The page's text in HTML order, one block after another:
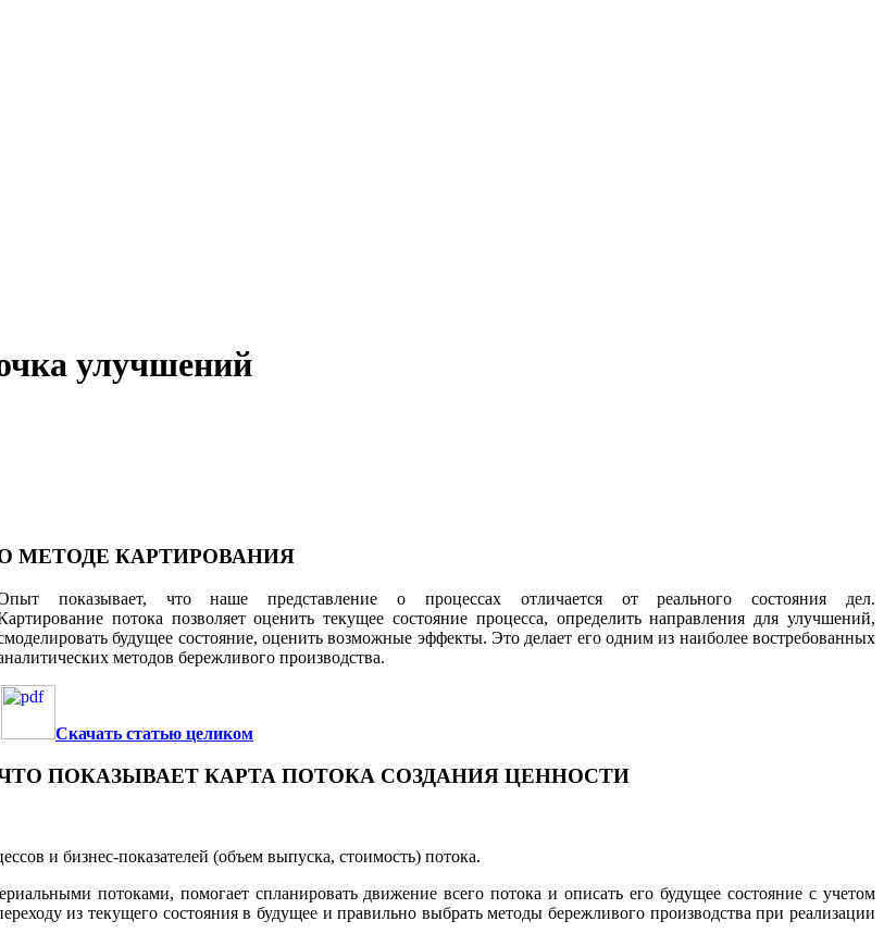
улучшений
МЕТОДЕ КАРТИРОВАНИЯ
показывает, что наше представление о процессах отличается от реального состояния дел.
потока позволяет оценить текущее состояние процесса, определить направления для улучшений,
будущее состояние, оценить возможные эффекты. Это делает его одним из наиболее востребованных
методов бережливого производства.
Скачать статью целиком
ПОКАЗЫВАЕТ КАРТА ПОТОКА СОЗДАНИЯ ЦЕННОСТИ
и бизнес-показателей (объем выпуска, стоимость) потока.
потоками, помогает спланировать движение всего потока и описать его будущее состояние с учетом
из текущего состояния в будущее и правильно выбрать методы бережливого производства при реализации